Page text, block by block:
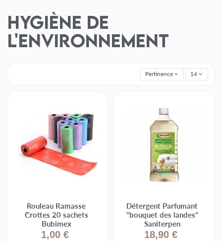
Hygiène de
l'environnement
Pertinence 14
Rouleau Ramasse
Crottes 20 sachets
Bubimex
1,00 €
Détergent Parfumant
"bouquet des landes"
Saniterpen
18,90 €